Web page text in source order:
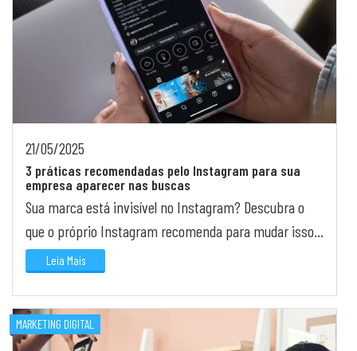
21/05/2025
3 práticas recomendadas pelo Instagram para sua
empresa aparecer nas buscas
Sua marca está invisível no Instagram? Descubra o
que o próprio Instagram recomenda para mudar isso
agora mesmo.
Leia Mais
MARKETING DIGITAL